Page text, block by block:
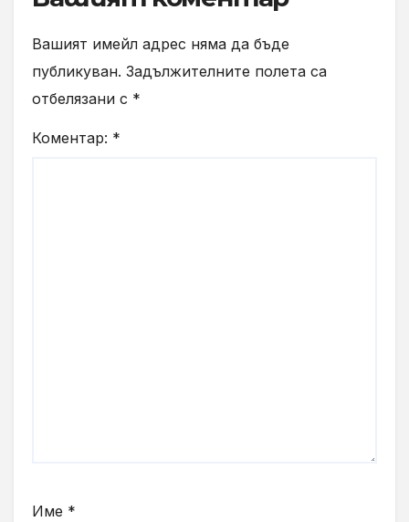
Вашият имейл адрес няма да бъде
публикуван. Задължителните полета са
отбелязани с *
Коментар: *
Име *